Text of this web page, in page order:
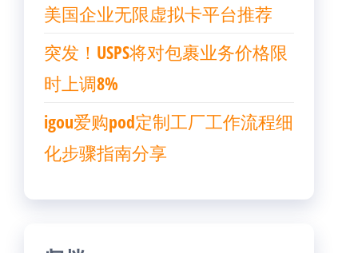
美国企业无限虚拟卡平台推荐
突发！USPS将对包裹业务价格限
时上调8%
igou爱购pod定制工厂工作流程细
化步骤指南分享